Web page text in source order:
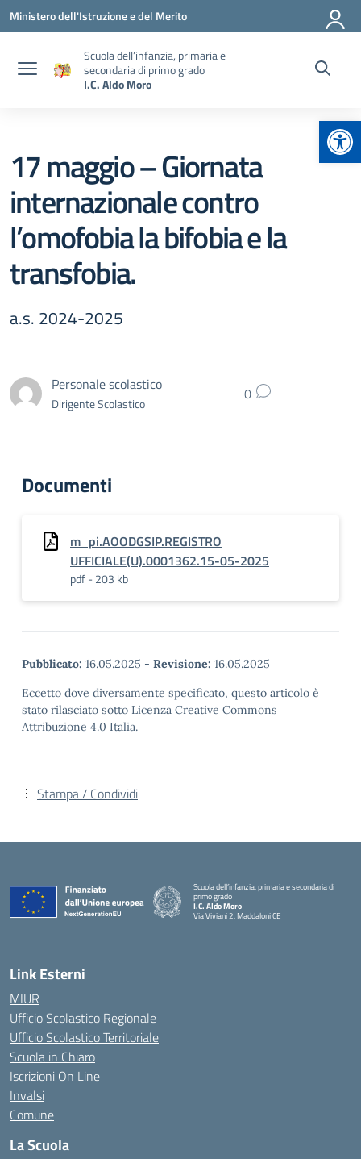
Vai ai contenuti
Vai al menu di navigazione
Vai al footer
Ministero dell'Istruzione e del Merito
Scuola dell’infanzia, primaria e
secondaria di primo grado
I.C. Aldo Moro
17 maggio – Giornata
internazionale contro
l’omofobia la bifobia e la
transfobia.
a.s. 2024-2025
Personale scolastico
Dirigente Scolastico 0
Documenti
m_pi.AOODGSIP.REGISTRO
UFFICIALE(U).0001362.15-05-2025
pdf - 203 kb
Pubblicato: 16.05.2025 - Revisione: 16.05.2025
Eccetto dove diversamente specificato, questo articolo è
stato rilasciato sotto Licenza Creative Commons
Attribuzione 4.0 Italia.
Stampa / Condividi
Scuola dell’infanzia, primaria e secondaria di
primo grado
I.C. Aldo Moro
Via Viviani 2, Maddaloni CE
Link Esterni
MIUR
Ufficio Scolastico Regionale
Ufficio Scolastico Territoriale
Scuola in Chiaro
Iscrizioni On Line
Invalsi
Comune
La Scuola